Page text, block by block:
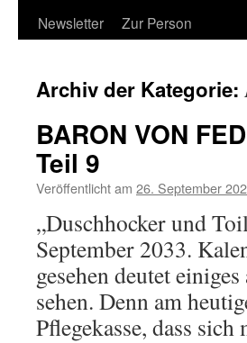
Newsletter
Zur Person
Archiv der Kategorie:
BARON VON
Teil 9
Veröffentlicht am 26. September
„Duschhocker und
September 2033.
gesehen deutet
sehen. Denn am
Pflegekasse, dass